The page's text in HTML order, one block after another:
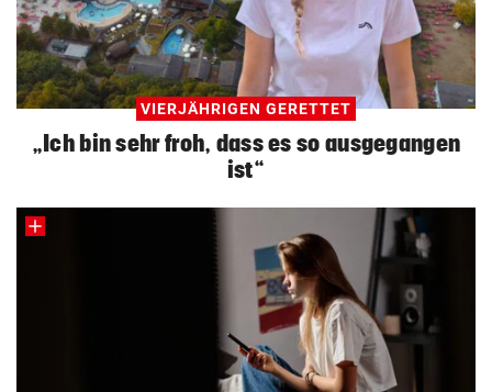
VIERJÄHRIGEN GERETTET
„Ich bin sehr froh, dass es so ausgegangen
ist“